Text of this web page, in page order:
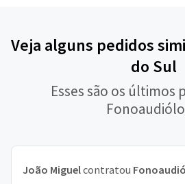
Veja alguns pedidos
do Sul
Esses são os últimos
João Miguelcontratou